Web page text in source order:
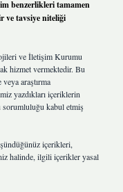
benzerlikleri tamamen
ve tavsiye niteliği
ve İletişim Kurumu
hizmet vermektedir. Bu
araştırma
yazdıkları içeriklerin
sorumluluğu kabul etmiş
içerikleri,
halinde, ilgili içerikler yasal